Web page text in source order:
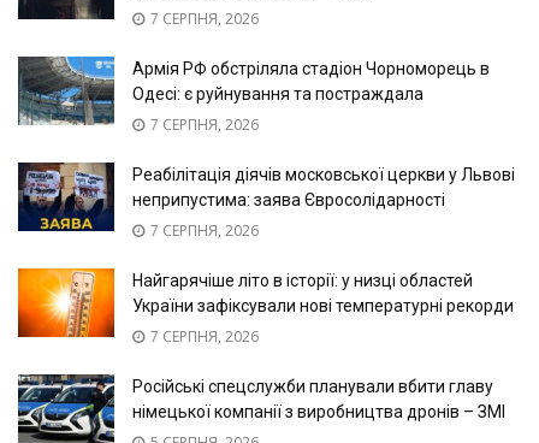
7 СЕРПНЯ, 2026
Армія РФ обстріляла стадіон Чорноморець в
Одесі: є руйнування та постраждала
7 СЕРПНЯ, 2026
Реабілітація діячів московської церкви у Львові
неприпустима: заява Євросолідарності
7 СЕРПНЯ, 2026
Найгарячіше літо в історії: у низці областей
України зафіксували нові температурні рекорди
7 СЕРПНЯ, 2026
Російські спецслужби планували вбити главу
німецької компанії з виробництва дронів – ЗМІ